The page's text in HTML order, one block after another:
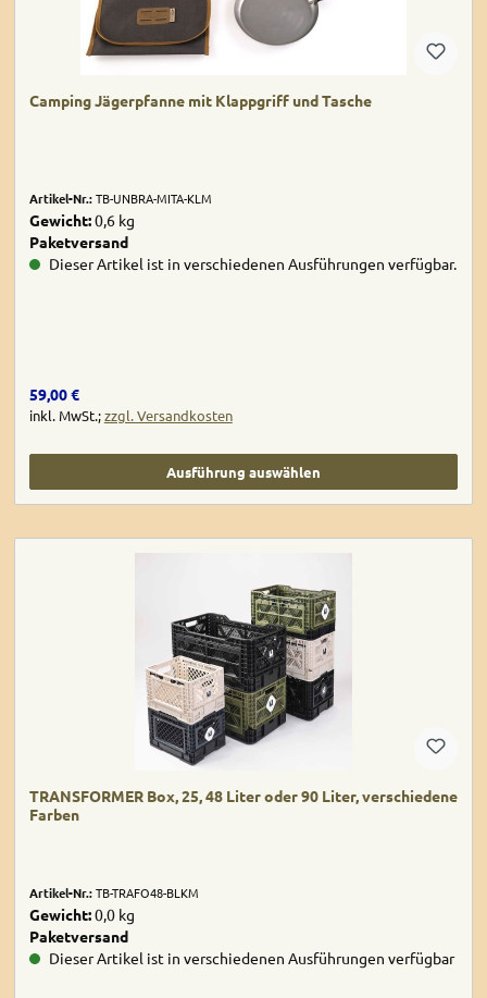
Camping Jägerpfanne mit Klappgriff und Tasche
Artikel-Nr.:TB-UNBRA-MITA-KLM
Gewicht:0,6 kg
Paketversand
Dieser Artikel ist in verschiedenen Ausführungen verfügbar.
Regulärer Preis:
59,00 €
inkl. MwSt.;zzgl. Versandkosten
Ausführung auswählen
TRANSFORMER Box, 25, 48 Liter oder 90 Liter, verschiedene
Farben
Artikel-Nr.:TB-TRAFO48-BLKM
Gewicht:0,0 kg
Paketversand
Dieser Artikel ist in verschiedenen Ausführungen verfügbar